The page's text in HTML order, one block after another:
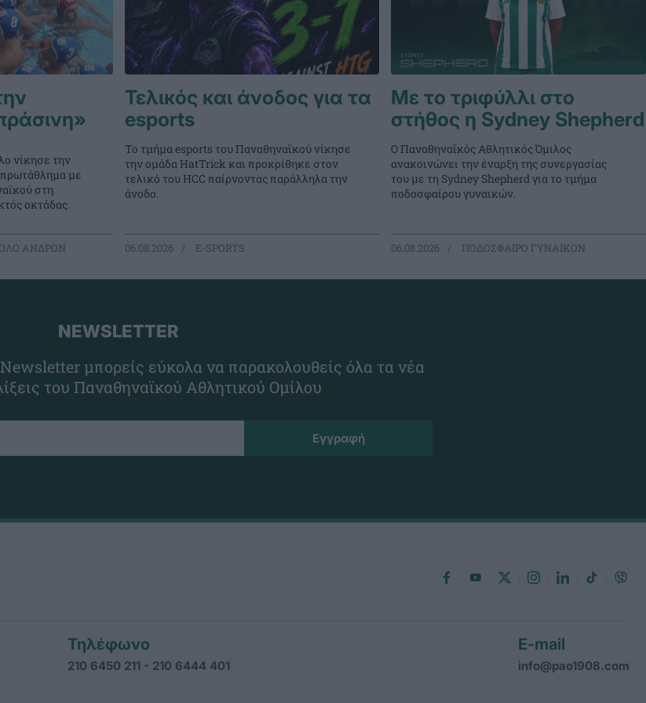
νίκησε την
πρωτάθλημα με
στη
οκτάδας.
ΑΝΔΡΩΝ
Τελικός και άνοδος για τα
esports
Το τμήμα esports του Παναθηναϊκού νίκησε
την ομάδα HatTrick και προκρίθηκε στον
τελικό του HCC παίρνοντας παράλληλα την
άνοδο.
06.08.2026 E-SPORTS
Με το τριφύλλι στο
στήθος η Sydney Shepherd
Ο Παναθηναϊκός Αθλητικός Όμιλος
ανακοινώνει την έναρξη της συνεργασίας
του με τη Sydney Shepherd για το τμήμα
ποδοσφαίρου γυναικών.
06.08.2026 ΠΟΔΟΣΦΑΙΡΟ ΓΥΝΑΙΚΩΝ
NEWSLETTER
μπορείς εύκολα να παρακολουθείς όλα τα νέα
του Παναθηναϊκού Αθλητικού Ομίλου
Τηλέφωνο
210 6450 211 - 210 6444 401
E-mail
info@pao1908.com